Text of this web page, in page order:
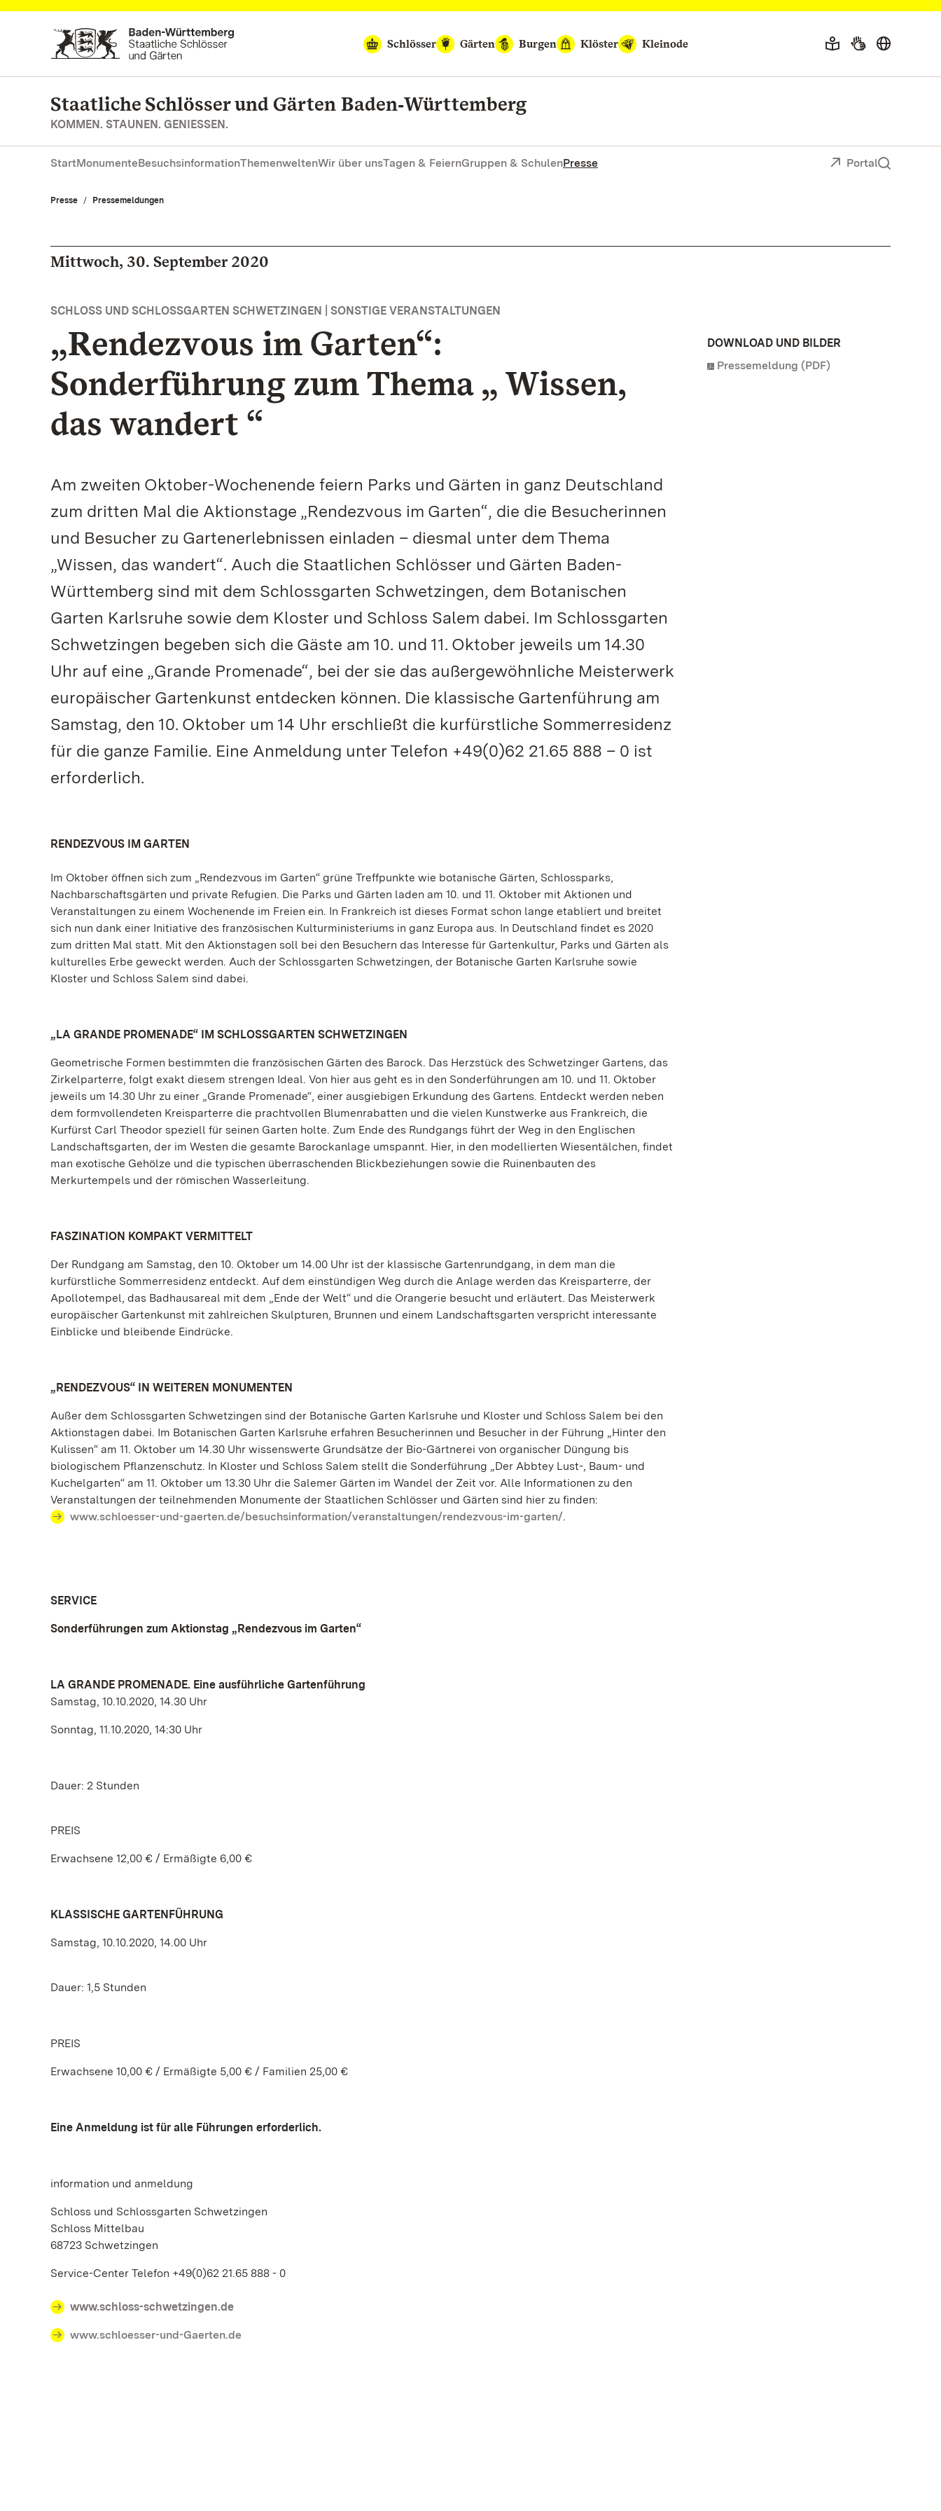
Zum Hauptinhalt springen
Schlösser
Gärten Burgen Klöster Kleinode
Staatliche Schlösser und Gärten Baden‑Württemberg
KOMMEN. STAUNEN. GENIESSEN.
StartMonumenteBesuchsinformationThemenweltenWir über unsTagen & FeiernGruppen & SchulenPresse Portal
Presse Pressemeldungen
Mittwoch, 30. September 2020
SCHLOSS UND SCHLOSSGARTEN SCHWETZINGEN | SONSTIGE VERANSTALTUNGEN
„Rendezvous im Garten“:
Sonderführung zum Thema „ Wissen,
das wandert “
Am zweiten Oktober-Wochenende feiern Parks und Gärten in ganz Deutschland
zum dritten Mal die Aktionstage „Rendezvous im Garten“, die die Besucherinnen
und Besucher zu Gartenerlebnissen einladen – diesmal unter dem Thema
„Wissen, das wandert“. Auch die Staatlichen Schlösser und Gärten Baden-
Württemberg sind mit dem Schlossgarten Schwetzingen, dem Botanischen
Garten Karlsruhe sowie dem Kloster und Schloss Salem dabei. Im Schlossgarten
Schwetzingen begeben sich die Gäste am 10. und 11. Oktober jeweils um 14.30
Uhr auf eine „Grande Promenade“, bei der sie das außergewöhnliche Meisterwerk
europäischer Gartenkunst entdecken können. Die klassische Gartenführung am
Samstag, den 10. Oktober um 14 Uhr erschließt die kurfürstliche Sommerresidenz
für die ganze Familie. Eine Anmeldung unter Telefon +49(0)62 21.65 888 – 0 ist
erforderlich.
RENDEZVOUS IM GARTEN
Im Oktober öffnen sich zum „Rendezvous im Garten“ grüne Treffpunkte wie botanische Gärten, Schlossparks,
Nachbarschaftsgärten und private Refugien. Die Parks und Gärten laden am 10. und 11. Oktober mit Aktionen und
Veranstaltungen zu einem Wochenende im Freien ein. In Frankreich ist dieses Format schon lange etabliert und breitet
sich nun dank einer Initiative des französischen Kulturministeriums in ganz Europa aus. In Deutschland findet es 2020
zum dritten Mal statt. Mit den Aktionstagen soll bei den Besuchern das Interesse für Gartenkultur, Parks und Gärten als
kulturelles Erbe geweckt werden. Auch der Schlossgarten Schwetzingen, der Botanische Garten Karlsruhe sowie
Kloster und Schloss Salem sind dabei.
„LA GRANDE PROMENADE“ IM SCHLOSSGARTEN SCHWETZINGEN
Geometrische Formen bestimmten die französischen Gärten des Barock. Das Herzstück des Schwetzinger Gartens, das
Zirkelparterre, folgt exakt diesem strengen Ideal. Von hier aus geht es in den Sonderführungen am 10. und 11. Oktober
jeweils um 14.30 Uhr zu einer „Grande Promenade“, einer ausgiebigen Erkundung des Gartens. Entdeckt werden neben
dem formvollendeten Kreisparterre die prachtvollen Blumenrabatten und die vielen Kunstwerke aus Frankreich, die
Kurfürst Carl Theodor speziell für seinen Garten holte. Zum Ende des Rundgangs führt der Weg in den Englischen
Landschaftsgarten, der im Westen die gesamte Barockanlage umspannt. Hier, in den modellierten Wiesentälchen, findet
man exotische Gehölze und die typischen überraschenden Blickbeziehungen sowie die Ruinenbauten des
Merkurtempels und der römischen Wasserleitung.
FASZINATION KOMPAKT VERMITTELT
Der Rundgang am Samstag, den 10. Oktober um 14.00 Uhr ist der klassische Gartenrundgang, in dem man die
kurfürstliche Sommerresidenz entdeckt. Auf dem einstündigen Weg durch die Anlage werden das Kreisparterre, der
Apollotempel, das Badhausareal mit dem „Ende der Welt“ und die Orangerie besucht und erläutert. Das Meisterwerk
europäischer Gartenkunst mit zahlreichen Skulpturen, Brunnen und einem Landschaftsgarten verspricht interessante
Einblicke und bleibende Eindrücke.
„RENDEZVOUS“ IN WEITEREN MONUMENTEN
Außer dem Schlossgarten Schwetzingen sind der Botanische Garten Karlsruhe und Kloster und Schloss Salem bei den
Aktionstagen dabei. Im Botanischen Garten Karlsruhe erfahren Besucherinnen und Besucher in der Führung „Hinter den
Kulissen“ am 11. Oktober um 14.30 Uhr wissenswerte Grundsätze der Bio-Gärtnerei von organischer Düngung bis
biologischem Pflanzenschutz. In Kloster und Schloss Salem stellt die Sonderführung „Der Abbtey Lust-, Baum- und
Kuchelgarten“ am 11. Oktober um 13.30 Uhr die Salemer Gärten im Wandel der Zeit vor. Alle Informationen zu den
Veranstaltungen der teilnehmenden Monumente der Staatlichen Schlösser und Gärten sind hier zu finden:
www.schloesser-und-gaerten.de/besuchsinformation/veranstaltungen/rendezvous-im-garten/.
SERVICE
Sonderführungen zum Aktionstag „Rendezvous im Garten“
LA GRANDE PROMENADE. Eine ausführliche Gartenführung
Samstag, 10.10.2020, 14.30 Uhr
Sonntag, 11.10.2020, 14:30 Uhr
Dauer: 2 Stunden
PREIS
Erwachsene 12,00 € / Ermäßigte 6,00 €
KLASSISCHE GARTENFÜHRUNG
Samstag, 10.10.2020, 14.00 Uhr
Dauer: 1,5 Stunden
PREIS
Erwachsene 10,00 € / Ermäßigte 5,00 € / Familien 25,00 €
Eine Anmeldung ist für alle Führungen erforderlich.
information und anmeldung
Schloss und Schlossgarten Schwetzingen
Schloss Mittelbau
68723 Schwetzingen
Service-Center Telefon +49(0)62 21.65 888 - 0
www.schloss-schwetzingen.de
www.schloesser-und-Gaerten.de
DOWNLOAD UND BILDER
Pressemeldung (PDF)